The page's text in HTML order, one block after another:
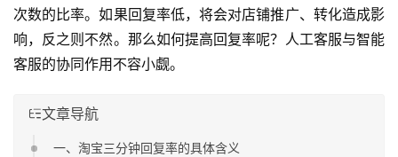
次数的比率。如果回复率低，将会对店铺推广、转化造成影
响，反之则不然。那么如何提高回复率呢？人工客服与智能
客服的协同作用不容小觑。
文章导航
一、淘宝三分钟回复率的具体含义